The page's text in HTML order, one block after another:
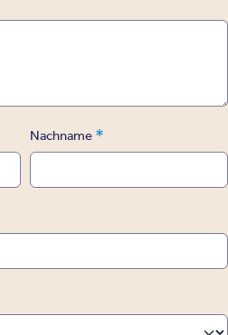
Nachname *